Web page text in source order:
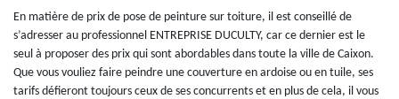
En matière de prix de pose de peinture sur toiture, il est conseillé de
s’adresser au professionnel ENTREPRISE DUCULTY, car ce dernier est le
seul à proposer des prix qui sont abordables dans toute la ville de Caixon.
Que vous vouliez faire peindre une couverture en ardoise ou en tuile, ses
tarifs défieront toujours ceux de ses concurrents et en plus de cela, il vous